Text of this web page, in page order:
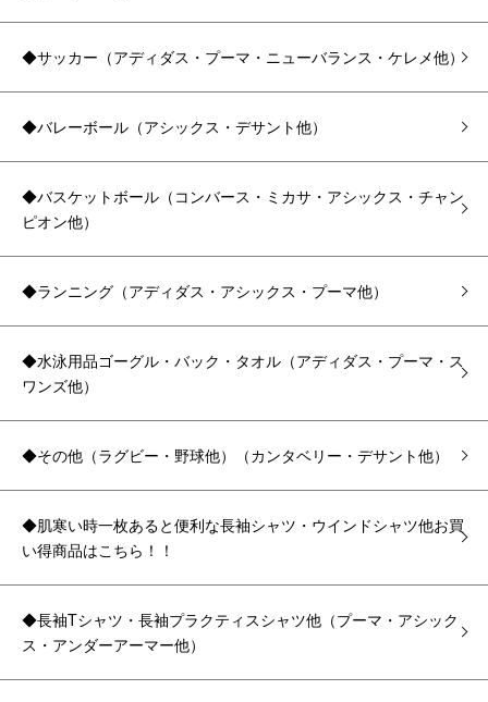
◆サッカー（アディダス・プーマ・ニューバランス・ケレメ他）
◆バレーボール（アシックス・デサント他）
◆バスケットボール（コンバース・ミカサ・アシックス・チャン
ピオン他）
◆ランニング（アディダス・アシックス・プーマ他）
◆水泳用品ゴーグル・バック・タオル（アディダス・プーマ・ス
ワンズ他）
◆その他（ラグビー・野球他）（カンタベリー・デサント他）
◆肌寒い時一枚あると便利な長袖シャツ・ウインドシャツ他お買
い得商品はこちら！！
◆長袖Tシャツ・長袖プラクティスシャツ他（プーマ・アシック
ス・アンダーアーマー他）